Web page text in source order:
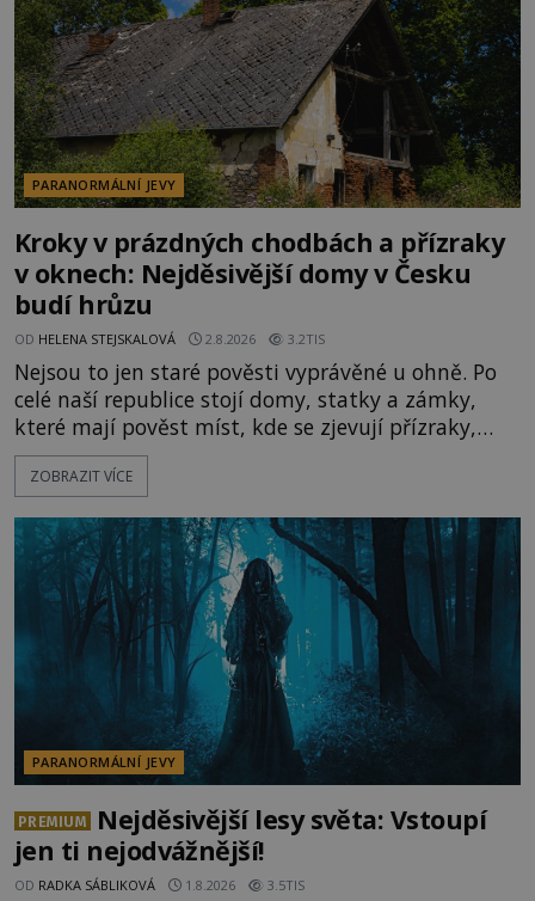
PARANORMÁLNÍ JEVY
Kroky v prázdných chodbách a přízraky
v oknech: Nejděsivější domy v Česku
budí hrůzu
OD HELENA STEJSKALOVÁ 2.8.2026 3.2TIS
Nejsou to jen staré pověsti vyprávěné u ohně. Po
celé naší republice stojí domy, statky a zámky,
které mají pověst míst, kde se zjevují přízraky,
ozývají nevysvětlitelné zvuky nebo se dějí podivné
jevy. Zatímco historici většinou hledají racionální
lokality vykazují nápadně podobná svědectví po
celé generace. A právě tato opakující se svědectví
ZOBRAZIT VÍCE
PARANORMÁLNÍ JEVY
PREMIUM
Nejděsivější lesy světa: Vstoupí
jen ti nejodvážnější!
OD RADKA SÁBLIKOVÁ 1.8.2026 3.5TIS